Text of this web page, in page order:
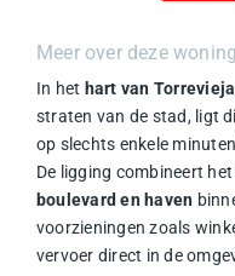
Meer over deze woning
In het hart van Torrevieja
straten van de stad, ligt
op slechts enkele
De ligging combineert
boulevard en haven
voorzieningen zoals
vervoer direct in de